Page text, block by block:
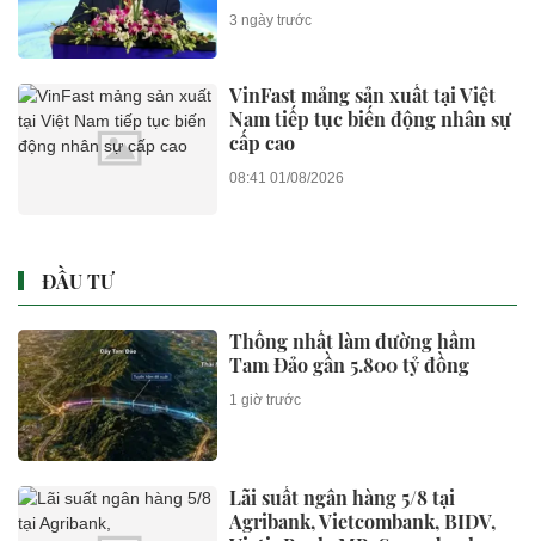
3 ngày trước
VinFast mảng sản xuất tại Việt
Nam tiếp tục biến động nhân sự
cấp cao
08:41 01/08/2026
ĐẦU TƯ
Thống nhất làm đường hầm
Tam Đảo gần 5.800 tỷ đồng
1 giờ trước
Lãi suất ngân hàng 5/8 tại
Agribank, Vietcombank, BIDV,